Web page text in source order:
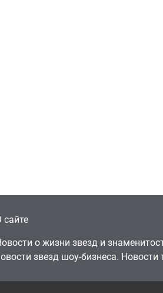
сайте
о жизни звезд и
звезд шоу-бизнеса. Новости